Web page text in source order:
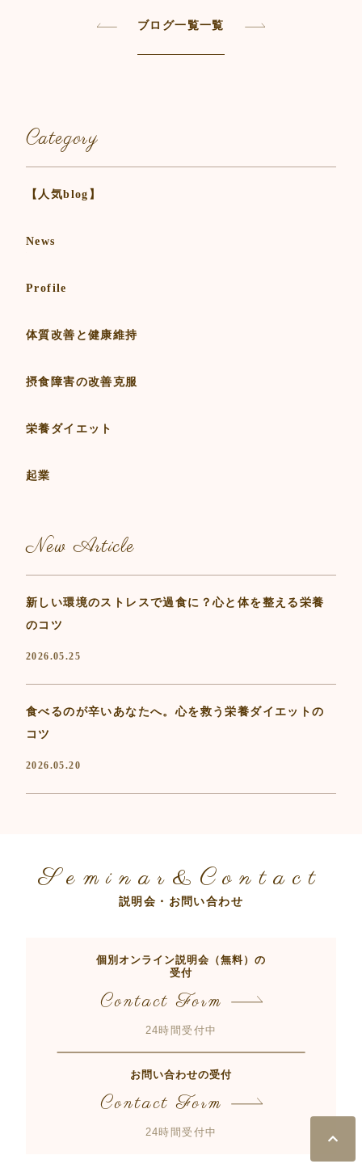
ブログ一覧一覧
Category
【人気blog】
News
Profile
体質改善と健康維持
摂食障害の改善克服
栄養ダイエット
起業
New Article
新しい環境のストレスで過食に？心と体を整える栄養
のコツ
2026.05.25
食べるのが辛いあなたへ。心を救う栄養ダイエットの
コツ
2026.05.20
Seminar&Contact
説明会・お問い合わせ
個別オンライン説明会（無料）の
受付
Contact Form
24時間受付中
お問い合わせの受付
Contact Form
24時間受付中